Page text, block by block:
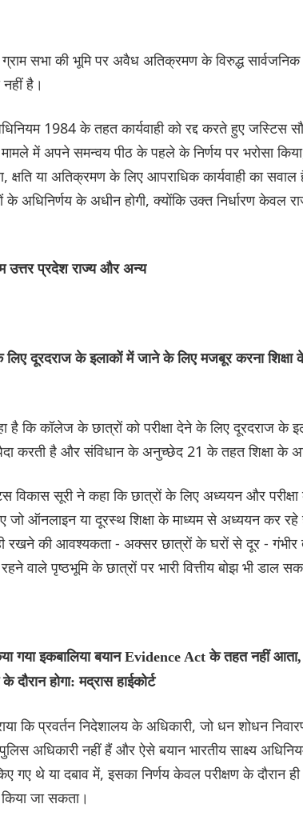
ग्राम सभा की भूमि पर अवैध अतिक्रमण के विरुद्ध सार्वजनिक
नहीं है।
1984 के तहत कार्यवाही को रद्द करते हुए जस्टिस
में अपने समन्वय पीठ के पहले के निर्णय पर भरोसा
या अतिक्रमण के लिए आपराधिक कार्यवाही का
के अधिनिर्णय के अधीन होगी, क्योंकि उक्त निर्धारण केवल
उत्तर प्रदेश राज्य और अन्य
लिए दूरदराज के इलाकों में जाने के लिए मजबूर करना
है कि कॉलेज के छात्रों को परीक्षा देने के लिए दूरदराज के
करती है और संविधान के अनुच्छेद 21 के तहत शिक्षा के
सूरी ने कहा कि छात्रों के लिए अध्ययन और
जो ऑनलाइन या दूरस्थ शिक्षा के माध्यम से अध्ययन कर
रखने की आवश्यकता - अक्सर छात्रों के घरों से दूर -
वाले पृष्ठभूमि के छात्रों पर भारी वित्तीय बोझ भी डाल
गया इकबालिया बयान Evidence Act के तहत नहीं आता,
होगा: मद्रास हाईकोर्ट
कि प्रवर्तन निदेशालय के अधिकारी, जो धन शोधन
अधिकारी नहीं हैं और ऐसे बयान भारतीय साक्ष्य
गए थे या दबाव में, इसका निर्णय केवल परीक्षण के दौरान
जा सकता।